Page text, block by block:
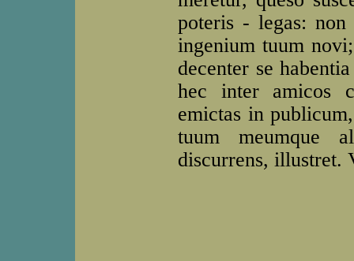
poteris - legas: non
ingenium tuum
decenter se
hec inter amicos
emictas in
tuum meumque
discurrens, illustret.